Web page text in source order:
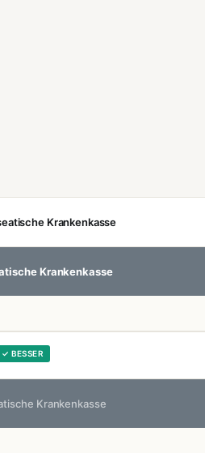
Krankenkasse
Krankenkasse
✓ BESSER
Krankenkasse